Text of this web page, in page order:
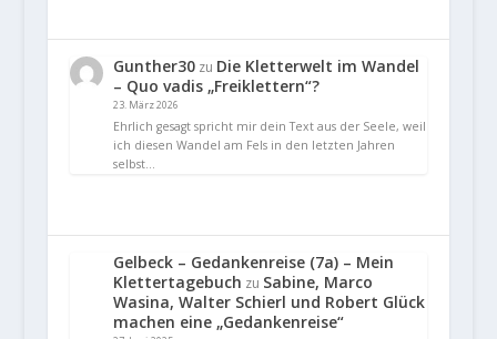
Gunther30zu Die Kletterwelt im Wandel
– Quo vadis „Freiklettern“?
23. März 2026
Ehrlich gesagt spricht mir dein Text aus der Seele, weil
ich diesen Wandel am Fels in den letzten Jahren
selbst…
Gelbeck – Gedankenreise (7a) – Mein
Klettertagebuch zu Sabine, Marco
Wasina, Walter Schierl und Robert Glück
machen eine „Gedankenreise“